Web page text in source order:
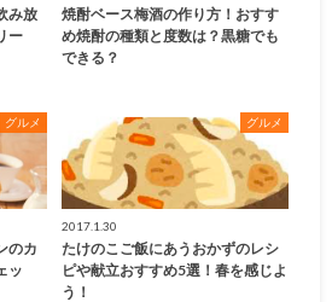
み放
ー
焼酎ベース梅酒の作り方！おすす
め焼酎の種類と度数は？黒糖でも
できる？
グルメ
のカ
ッ
グルメ
2017.1.30
たけのこご飯にあうおかずのレシ
ピや献立おすすめ5選！春を感じよ
う！